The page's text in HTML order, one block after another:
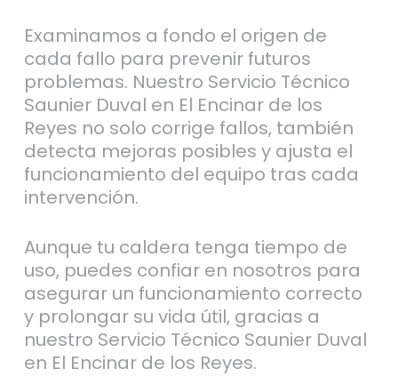
Examinamos a fondo el origen de
cada fallo para prevenir futuros
problemas. Nuestro Servicio Técnico
Saunier Duval en El Encinar de los
Reyes no solo corrige fallos, también
detecta mejoras posibles y ajusta el
funcionamiento del equipo tras cada
intervención.
Aunque tu caldera tenga tiempo de
uso, puedes confiar en nosotros para
asegurar un funcionamiento correcto
y prolongar su vida útil, gracias a
nuestro Servicio Técnico Saunier Duval
en El Encinar de los Reyes.